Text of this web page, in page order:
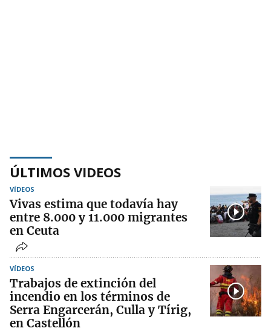
ÚLTIMOS VIDEOS
VÍDEOS
Vivas estima que todavía hay
entre 8.000 y 11.000 migrantes
en Ceuta
VÍDEOS
Trabajos de extinción del
incendio en los términos de
Serra Engarcerán, Culla y Tírig,
en Castellón